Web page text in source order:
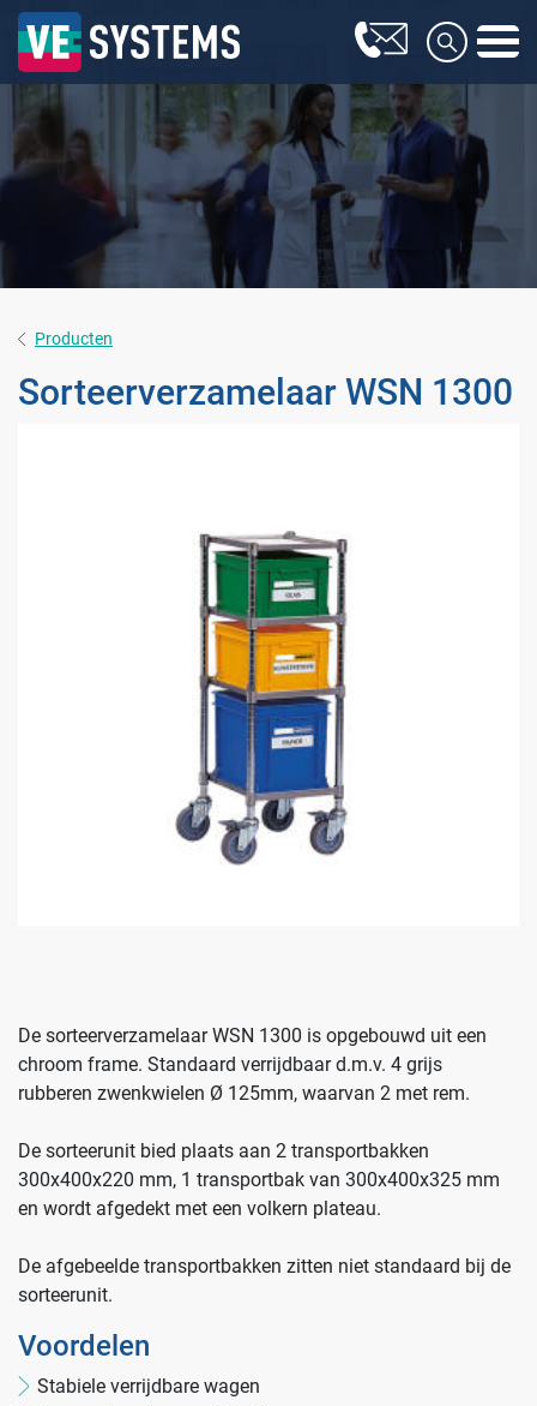
Producten
Sorteerverzamelaar WSN 1300
De sorteerverzamelaar WSN 1300 is opgebouwd uit een
chroom frame. Standaard verrijdbaar d.m.v. 4 grijs
rubberen zwenkwielen Ø 125mm, waarvan 2 met rem.
De sorteerunit bied plaats aan 2 transportbakken
300x400x220 mm, 1 transportbak van 300x400x325 mm
en wordt afgedekt met een volkern plateau.
De afgebeelde transportbakken zitten niet standaard bij de
sorteerunit.
Voordelen
Stabiele verrijdbare wagen
Afvalinzamelaars
Farmaceutische industrie